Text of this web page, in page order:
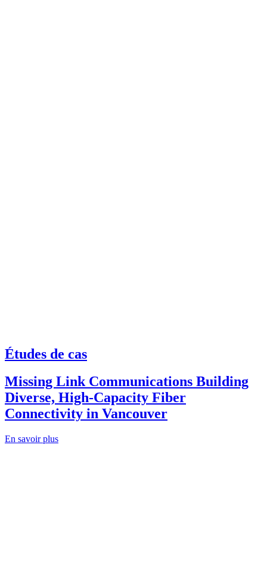
Études de cas
Missing Link Communications Building
Diverse, High-Capacity Fiber
Connectivity in Vancouver
En savoir plus